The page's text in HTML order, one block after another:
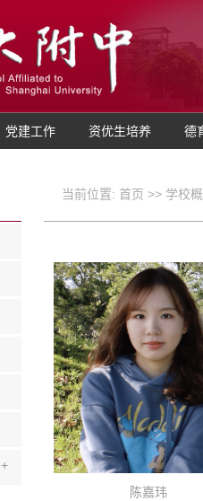
党建工作 资优生培养 德
+
当前位置: 首页 >> 学校
陈嘉玮